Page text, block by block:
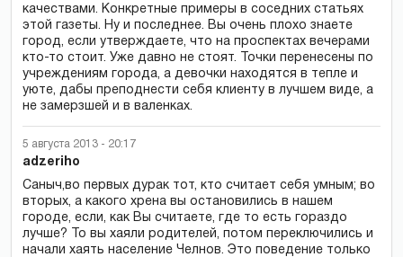
качествами. Конкретные примеры в соседних статьях
этой газеты. Ну и последнее. Вы очень плохо знаете
город, если утверждаете, что на проспектах вечерами
кто-то стоит. Уже давно не стоят. Точки перенесены по
учреждениям города, а девочки находятся в тепле и
уюте, дабы преподнести себя клиенту в лучшем виде, а
не замерзшей и в валенках.
5 августа 2013 - 20:17
adzeriho
Саныч,во первых дурак тот, кто считает себя умным; во
вторых, а какого хрена вы остановились в нашем
городе, если, как Вы считаете, где то есть гораздо
лучше? То вы хаяли родителей, потом переключились и
начали хаять население Челнов. Это поведение только